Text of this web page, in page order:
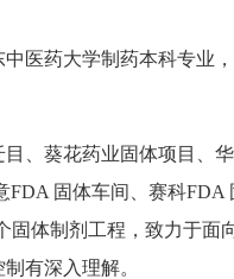
医药大学制药本科专业
、葵花药业固体项目、
FDA 固体车间、赛科
固体制剂工程，致力于
有深入理解。